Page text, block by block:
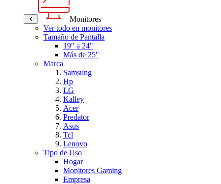
Monitores
Ver todo en monitores
Tamaño de Pantalla
19" a 24"
Más de 25"
Marca
Samsung
Hp
LG
Kalley
Acer
Predator
Asus
Tcl
Lenovo
Tipo de Uso
Hogar
Monitores Gaming
Empresa